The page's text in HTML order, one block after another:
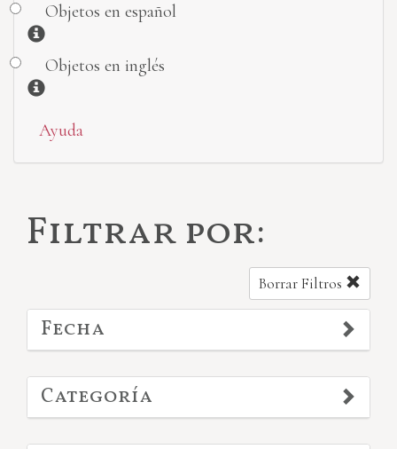
Objetos en español
Información
Objetos en inglés
Información
Ayuda
Filtrar por:
Borrar Filtros
Fecha
Categoría